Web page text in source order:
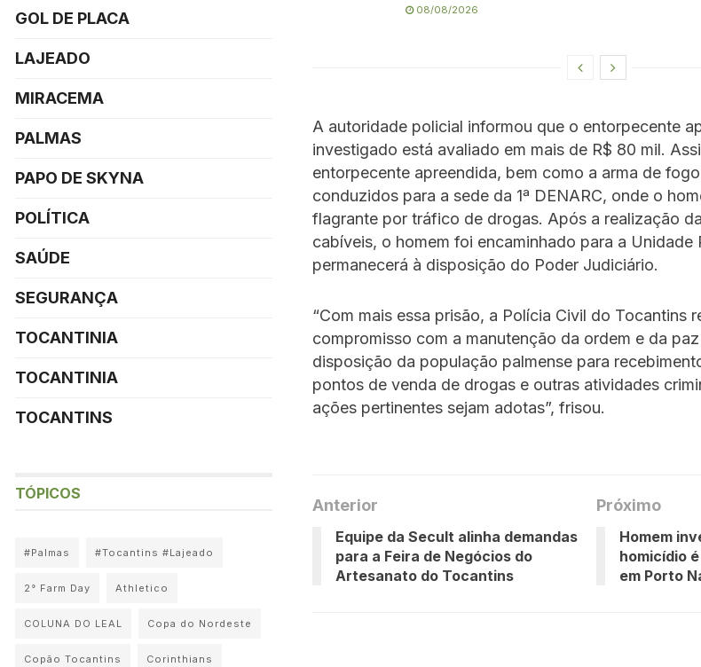
08/08/2026
A autoridade policial informou que o entorpecente
investigado está avaliado em mais de R$ 80 mil.
entorpecente apreendida, bem como a arma de
conduzidos para a sede da 1ª DENARC, onde o
flagrante por tráfico de drogas. Após a realização
cabíveis, o homem foi encaminhado para a Unidade
permanecerá à disposição do Poder Judiciário.
“Com mais essa prisão, a Polícia Civil do Tocantins
compromisso com a manutenção da ordem e da
disposição da população palmense para
pontos de venda de drogas e outras atividades
ações pertinentes sejam adotas”, frisou.
Anterior
Equipe da Secult alinha demandas
para a Feira de Negócios do
Artesanato do Tocantins
Próximo
Homem
homicídio
em Porto
GOL DE PLACA
LAJEADO
MIRACEMA
PALMAS
PAPO DE SKYNA
POLÍTICA
SAÚDE
SEGURANÇA
TOCANTINIA
TOCANTINIA
TOCANTINS
TÓPICOS
#Palmas #Tocantins #Lajeado
2° Farm Day Athletico
COLUNA DO LEAL Copa do Nordeste
Copão Tocantins Corinthians